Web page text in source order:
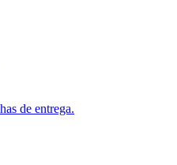
de entrega.